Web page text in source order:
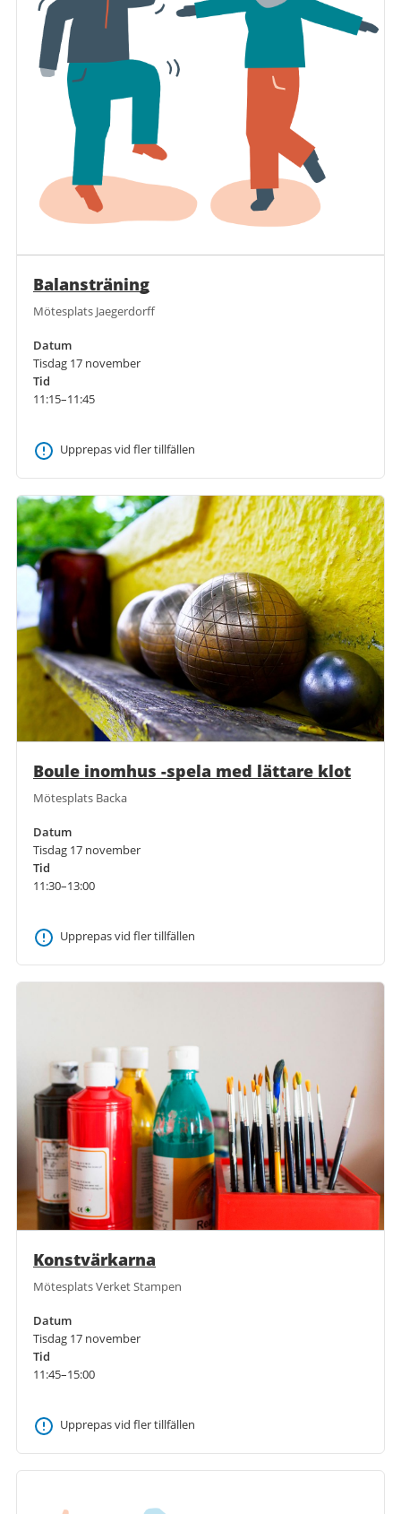
Balansträning
Mötesplats Jaegerdorff
Datum
Tisdag 17 november
Tid
11:15–11:45
Upprepas vid fler tillfällen
Boule inomhus -spela med lättare klot
Mötesplats Backa
Datum
Tisdag 17 november
Tid
11:30–13:00
Upprepas vid fler tillfällen
Konstvärkarna
Mötesplats Verket Stampen
Datum
Tisdag 17 november
Tid
11:45–15:00
Upprepas vid fler tillfällen